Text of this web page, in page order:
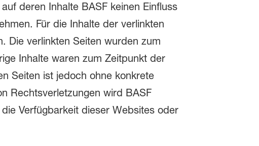
deren Inhalte BASF keinen Einfluss
Für die Inhalte der verlinkten
Die verlinkten Seiten wurden zum
Inhalte waren zum Zeitpunkt der
Seiten ist jedoch ohne konkrete
Rechtsverletzungen wird BASF
Verfügbarkeit dieser Websites oder